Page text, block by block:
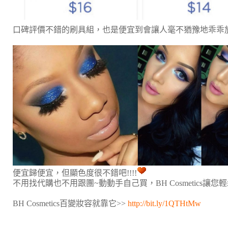
口碑評價不錯的刷具組，也是便宜到會讓人毫不猶豫地乖乖
便宜歸便宜，但顯色度很不錯吧!!!!
不用找代購也不用跟團~動動手自己買， BH Cosmetics讓您
BH Cosmetics百變妝容就靠它>> http://bit.ly/1QTHtMw